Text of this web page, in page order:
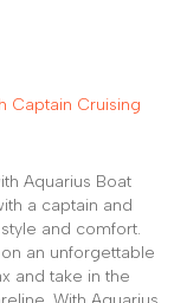
Aquarius Boat
a captain and
and comfort.
an unforgettable
and take in the